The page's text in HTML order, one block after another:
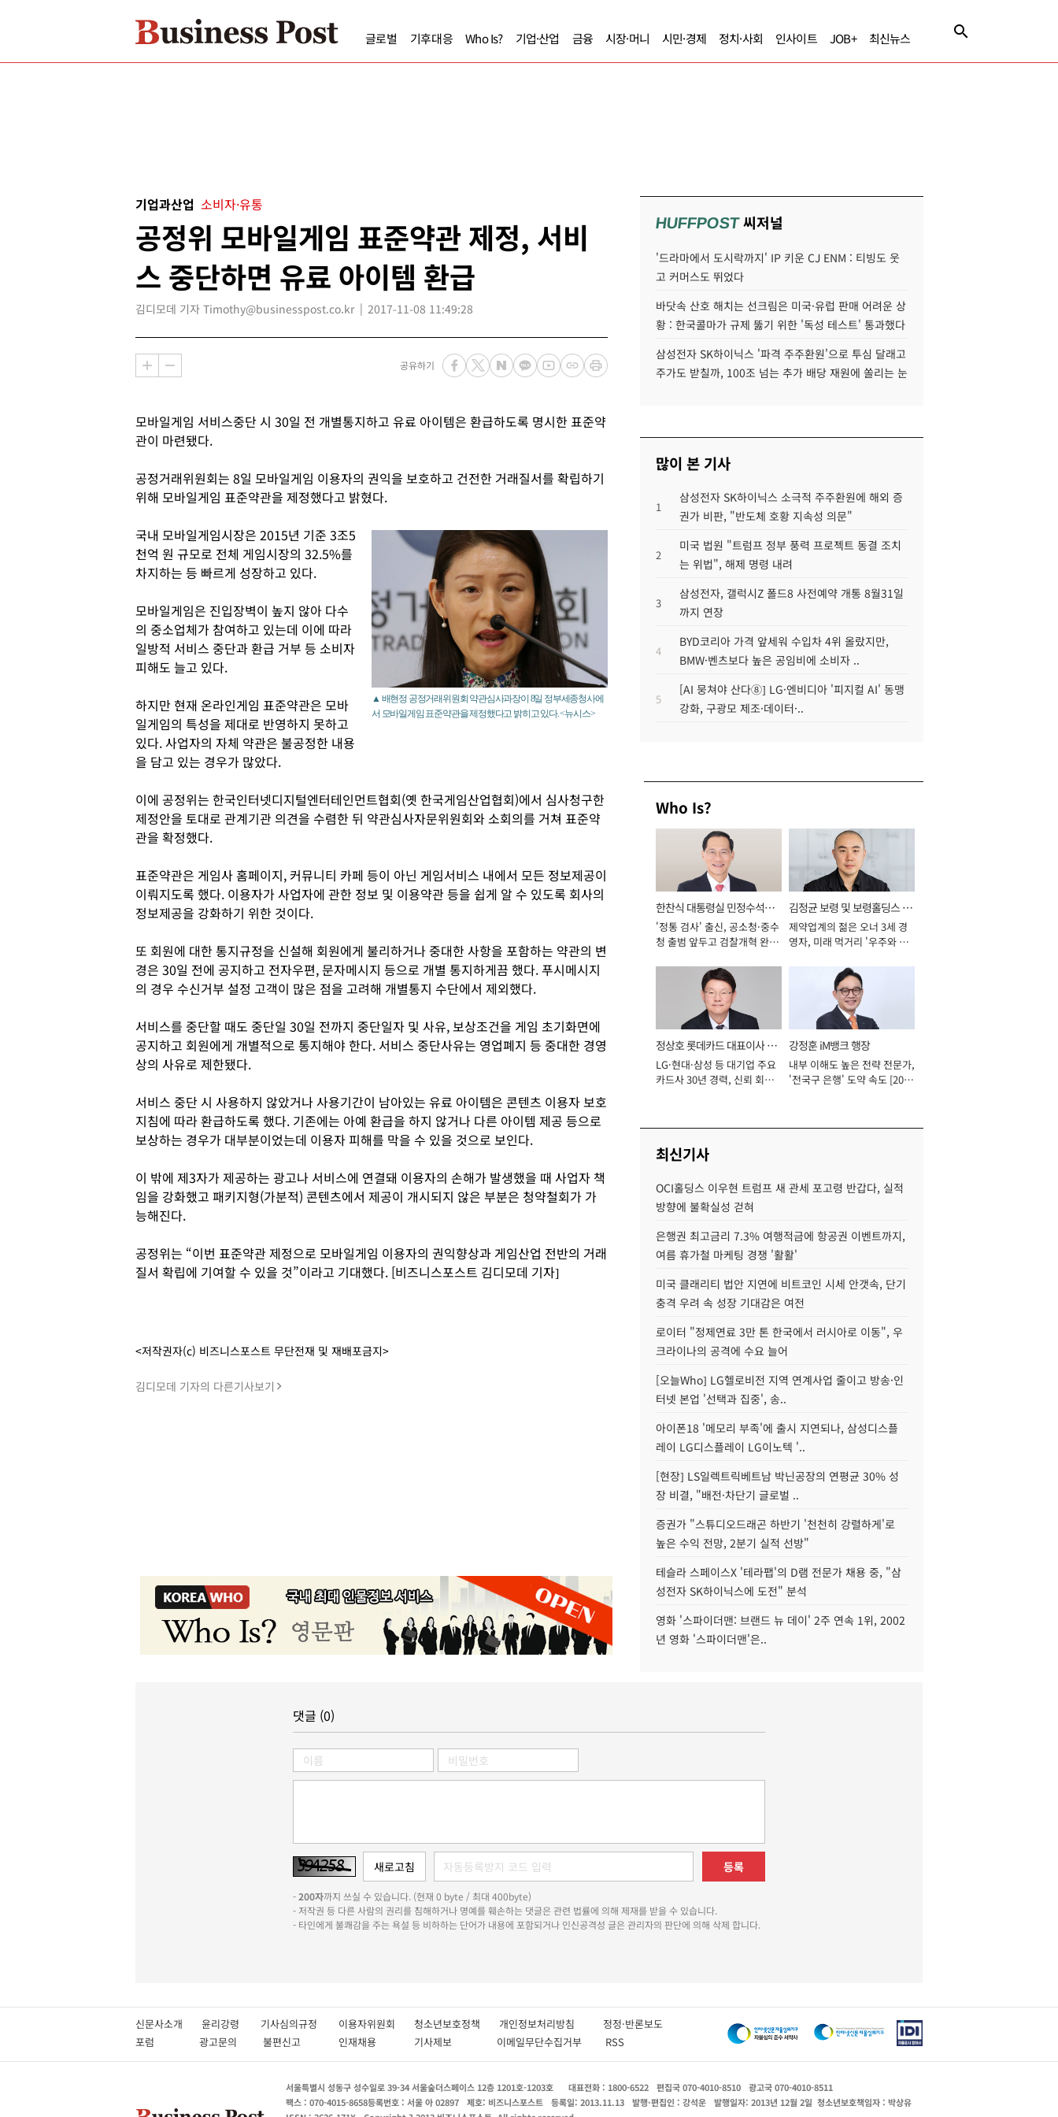
글로벌 기후대응 Who Is? 기업·산업 금융 시장·머니 시민·경제 정치·사회 인사이트 JOB+ 최신뉴스
기업과산업 소비자·유통
공정위 모바일게임 표준약관 제정, 서비
스 중단하면 유료 아이템 환급
김디모데 기자 Timothy@businesspost.co.kr 2017-11-08 11:49:28
공유하기
모바일게임 서비스중단 시 30일 전 개별통지하고 유료 아이템은 환급하도록 명시한 표준약
관이 마련됐다.
공정거래위원회는 8일 모바일게임 이용자의 권익을 보호하고 건전한 거래질서를 확립하기
위해 모바일게임 표준약관을 제정했다고 밝혔다.
▲ 배현정 공정거래위원회 약관심사과장이 8일 정부세종청사에
서 모바일게임 표준약관을 제정했다고 밝히고 있다. <뉴시스>
국내 모바일게임시장은 2015년 기준 3조5
천억 원 규모로 전체 게임시장의 32.5%를
차지하는 등 빠르게 성장하고 있다.
모바일게임은 진입장벽이 높지 않아 다수
의 중소업체가 참여하고 있는데 이에 따라
일방적 서비스 중단과 환급 거부 등 소비자
피해도 늘고 있다.
하지만 현재 온라인게임 표준약관은 모바
일게임의 특성을 제대로 반영하지 못하고
있다. 사업자의 자체 약관은 불공정한 내용
을 담고 있는 경우가 많았다.
이에 공정위는 한국인터넷디지털엔터테인먼트협회(옛 한국게임산업협회)에서 심사청구한
제정안을 토대로 관계기관 의견을 수렴한 뒤 약관심사자문위원회와 소회의를 거쳐 표준약
관을 확정했다.
표준약관은 게임사 홈페이지, 커뮤니티 카페 등이 아닌 게임서비스 내에서 모든 정보제공이
이뤄지도록 했다. 이용자가 사업자에 관한 정보 및 이용약관 등을 쉽게 알 수 있도록 회사의
정보제공을 강화하기 위한 것이다.
또 회원에 대한 통지규정을 신설해 회원에게 불리하거나 중대한 사항을 포함하는 약관의 변
경은 30일 전에 공지하고 전자우편, 문자메시지 등으로 개별 통지하게끔 했다. 푸시메시지
의 경우 수신거부 설정 고객이 많은 점을 고려해 개별통지 수단에서 제외했다.
서비스를 중단할 때도 중단일 30일 전까지 중단일자 및 사유, 보상조건을 게임 초기화면에
공지하고 회원에게 개별적으로 통지해야 한다. 서비스 중단사유는 영업폐지 등 중대한 경영
상의 사유로 제한됐다.
서비스 중단 시 사용하지 않았거나 사용기간이 남아있는 유료 아이템은 콘텐츠 이용자 보호
지침에 따라 환급하도록 했다. 기존에는 아예 환급을 하지 않거나 다른 아이템 제공 등으로
보상하는 경우가 대부분이었는데 이용자 피해를 막을 수 있을 것으로 보인다.
이 밖에 제3자가 제공하는 광고나 서비스에 연결돼 이용자의 손해가 발생했을 때 사업자 책
임을 강화했고 패키지형(가분적) 콘텐츠에서 제공이 개시되지 않은 부분은 청약철회가 가
능해진다.
공정위는 “이번 표준약관 제정으로 모바일게임 이용자의 권익향상과 게임산업 전반의 거래
질서 확립에 기여할 수 있을 것”이라고 기대했다. [비즈니스포스트 김디모데 기자]
<저작권자(c) 비즈니스포스트 무단전재 및 재배포금지>
김디모데 기자의 다른기사보기
HUFFPOST씨저널
'드라마에서 도시락까지' IP 키운 CJ ENM : 티빙도 웃
고 커머스도 뛰었다
바닷속 산호 해치는 선크림은 미국·유럽 판매 어려운 상
황 : 한국콜마가 규제 뚫기 위한 '독성 테스트' 통과했다
삼성전자 SK하이닉스 '파격 주주환원'으로 투심 달래고
주가도 받칠까, 100조 넘는 추가 배당 재원에 쏠리는 눈
많이 본 기사
1
삼성전자 SK하이닉스 소극적 주주환원에 해외 증
권가 비판, "반도체 호황 지속성 의문"
2
미국 법원 "트럼프 정부 풍력 프로젝트 동결 조치
는 위법", 해제 명령 내려
3
삼성전자, 갤럭시Z 폴드8 사전예약 개통 8월31일
까지 연장
4
BYD코리아 가격 앞세워 수입차 4위 올랐지만,
BMW·벤츠보다 높은 공임비에 소비자 ..
5
[AI 뭉쳐야 산다⑧] LG·엔비디아 '피지컬 AI' 동맹
강화, 구광모 제조·데이터·..
Who Is?
한찬식 대통령실 민정수석비
서관
'정통 검사' 출신, 공소청·중수
청 출범 앞두고 검찰개혁 완수
김정균 보령 및 보령홀딩스 대
표이사 사장
제약업계의 젊은 오너 3세 경
영자, 미래 먹거리 '우주와 헬
정상호 롯데카드 대표이사 사
장
LG·현대·삼성 등 대기업 주요
카드사 30년 경력, 신뢰 회복
강정훈 iM뱅크 행장
내부 이해도 높은 전략 전문가,
'전국구 은행' 도약 속도 [2026
최신기사
OCI홀딩스 이우현 트럼프 새 관세 포고령 반갑다, 실적
방향에 불확실성 걷혀
은행권 최고금리 7.3% 여행적금에 항공권 이벤트까지,
여름 휴가철 마케팅 경쟁 '활활'
미국 클래리티 법안 지연에 비트코인 시세 안갯속, 단기
충격 우려 속 성장 기대감은 여전
로이터 "정제연료 3만 톤 한국에서 러시아로 이동", 우
크라이나의 공격에 수요 늘어
[오늘Who] LG헬로비전 지역 연계사업 줄이고 방송·인
터넷 본업 '선택과 집중', 송..
아이폰18 '메모리 부족'에 출시 지연되나, 삼성디스플
레이 LG디스플레이 LG이노텍 '..
[현장] LS일렉트릭베트남 박닌공장의 연평균 30% 성
장 비결, "배전·차단기 글로벌 ..
증권가 "스튜디오드래곤 하반기 '천천히 강렬하게'로
높은 수익 전망, 2분기 실적 선방"
테슬라 스페이스X '테라팹'의 D램 전문가 채용 중, "삼
성전자 SK하이닉스에 도전" 분석
영화 '스파이더맨: 브랜드 뉴 데이' 2주 연속 1위, 2002
년 영화 '스파이더맨'은..
댓글 (0)
등록
-200자까지 쓰실 수 있습니다. (현재 0 byte / 최대 400byte)
- 저작권 등 다른 사람의 권리를 침해하거나 명예를 훼손하는 댓글은 관련 법률에 의해 제재를 받을 수 있습니다.
- 타인에게 불쾌감을 주는 욕설 등 비하하는 단어가 내용에 포함되거나 인신공격성 글은 관리자의 판단에 의해 삭제 합니다.
신문사소개 윤리강령 기사심의규정 이용자위원회 청소년보호정책 개인정보처리방침 정정·반론보도
포럼
광고문의 불편신고 인재채용 기사제보 이메일무단수집거부 RSS
서울특별시 성동구 성수일로 39-34 서울숲더스페이스 12층 1201호-1203호 대표전화 : 1800-6522 편집국 070-4010-8510
광고국 070-4010-8511
팩스 : 070-4015-8658등록번호 : 서울 아 02897 제호: 비즈니스포스트 등록일: 2013.11.13 발행·편집인 : 강석운 발행일자: 2013년 12월 2일 청소년보호책임자 : 박상유